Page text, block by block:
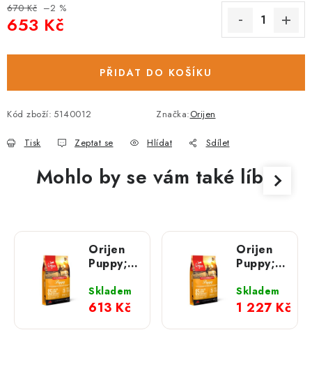
670 Kč –2 %
653 Kč
PŘIDAT DO KOŠÍKU
Kód zboží: 5140012 Značka:Orijen
Tisk Zeptat se Hlídat Sdílet
Mohlo by se vám také líbit
Orijen
Puppy;
Skladem
613 Kč
Orijen
Puppy;
Skladem
1 227 Kč